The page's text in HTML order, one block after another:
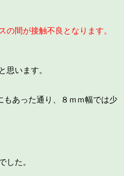
間が接触不良となります。
思います。
もあった通り、８ｍｍ幅では少
した。